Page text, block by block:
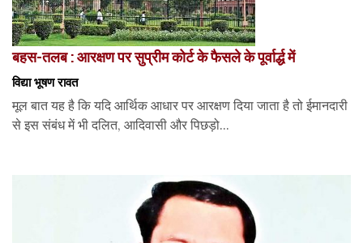
बहस-तलब : आरक्षण पर सुप्रीम कोर्ट के फैसले के पूर्वार्द्ध में
विद्या भूषण रावत
मूल बात यह है कि यदि आर्थिक आधार पर आरक्षण दिया जाता है तो ईमानदारी
से इस संबंध में भी दलित, आदिवासी और पिछड़ो...